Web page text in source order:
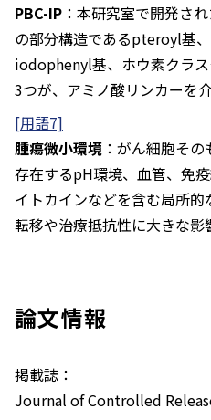
PBC-IP ：本研究室で開発さ
の部分構造であるpteroyl基
iodophenyl基、ホウ素クラ
3つが、アミノ酸リンカーを
[用語7]
腫瘍微小環境 ：がん細胞そ
存在するpH環境、血管、免
イトカインなどを含む局所的
転移や治療抵抗性に大きな影
論文情報
掲載誌：
Journal of Controlled